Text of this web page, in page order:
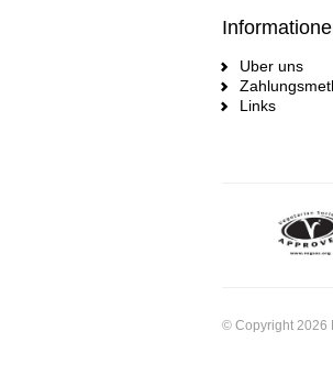
Uber uns
Links
© Copyright 2026